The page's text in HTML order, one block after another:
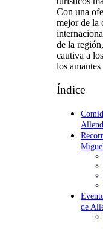
Con una
mejor de la
de la
cautiva a
los
Índice
de